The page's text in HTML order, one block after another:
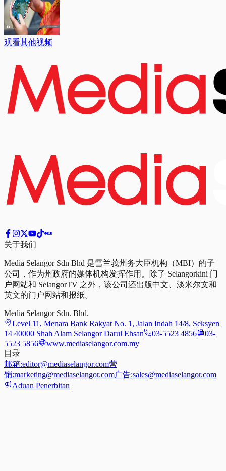
观看其他视频
关于我们
Media Selangor Sdn Bhd 是雪兰莪州务大臣机构（MBI）的子
公司，作为州政府的媒体机构发挥作用。除了 Selangorkini 门
户网站和 SelangorTV 之外，该公司还出版中文、淡米尔文和
英文的门户网站和报纸。
Media Selangor Sdn. Bhd.
Level 11, Menara Bank Rakyat No. 1, Jalan Indah 14/8, Seksyen
14 40000 Shah Alam Selangor Darul Ehsan
03-5523 4856
03-
5523 5856
www.mediaselangor.com.my
目录
邮箱:editor@mediaselangor.com营
销:marketing@mediaselangor.com广告:sales@mediaselangor.com
Aduan Penerbitan